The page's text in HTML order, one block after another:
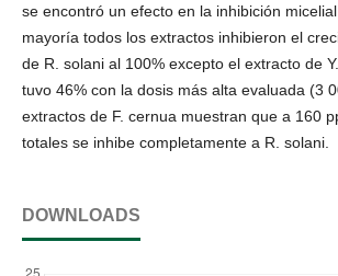
se encontró un efecto en la inhibición
mayoría todos los extractos inhibieron el
de R. solani al 100% excepto el extracto de
tuvo 46% con la dosis más alta evaluada (3
extractos de F. cernua muestran que a 160
totales se inhibe completamente a R. solani.
DOWNLOADS